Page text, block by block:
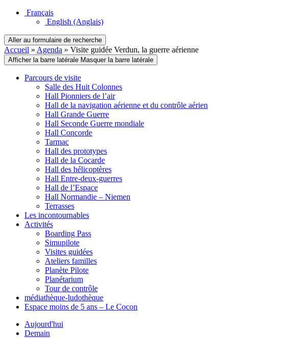
Français
English (Anglais)
Aller au formulaire de recherche
Accueil » Agenda » Visite guidée Verdun, la guerre aérienne
Afficher la barre latérale Masquer la barre latérale
Parcours de visite
Salle des Huit Colonnes
Hall Pionniers de l’air
Hall de la navigation aérienne et du contrôle aérien
Hall Grande Guerre
Hall Seconde Guerre mondiale
Hall Concorde
Tarmac
Hall des prototypes
Hall de la Cocarde
Hall des hélicoptères
Hall Entre-deux-guerres
Hall de l’Espace
Hall Normandie – Niemen
Terrasses
Les incontournables
Activités
Boarding Pass
Simupilote
Visites guidées
Ateliers familles
Planète Pilote
Planétarium
Tour de contrôle
médiathèque-ludothèque
Espace moins de 5 ans – Le Cocon
Aujourd'hui
Demain